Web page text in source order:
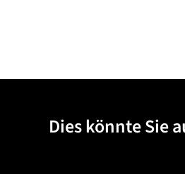
Dies könnte Sie